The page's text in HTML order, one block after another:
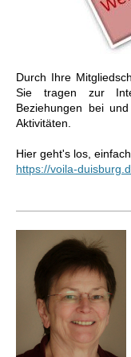
Durch Ihre
Sie tragen zur
Beziehungen bei
Aktivitäten.
Hier geht's los,
https://voila-